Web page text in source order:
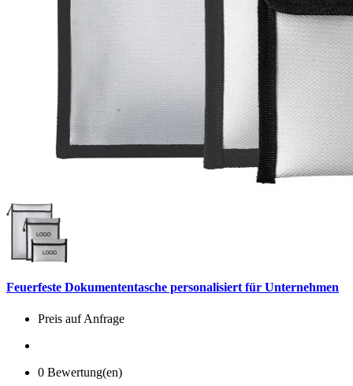
Feuerfeste Dokumententasche personalisiert für Unternehmen
Preis auf Anfrage
0 Bewertung(en)